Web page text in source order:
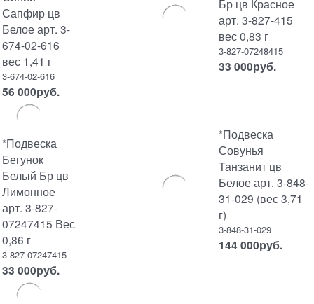
Сапфир цв
Белое арт. 3-
674-02-616
вес 1,41 г
3-674-02-616
56 000руб.
Бр цв Красное
арт. 3-827-415
вес 0,83 г
3-827-07248415
33 000руб.
*Подвеска
Бегунок
Белый Бр цв
Лимонное
арт. 3-827-
07247415 Вес
0,86 г
3-827-07247415
33 000руб.
*Подвеска
Совунья
Танзанит цв
Белое арт. 3-848-
31-029 (вес 3,71
г)
3-848-31-029
144 000руб.